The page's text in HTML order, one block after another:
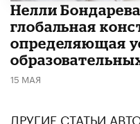
​Нелли
глобальная
определяющая
15 МАЯ
ДРУГИЕ СТАТЬИ